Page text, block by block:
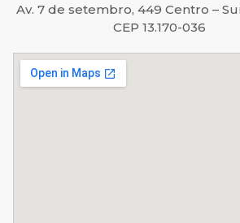
Av. 7 de setembro, 449 Centro –
CEP 13.170-036